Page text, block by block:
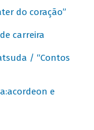
do coração”
carreira
/ “Contos
e